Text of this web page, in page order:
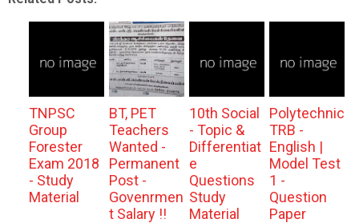
TNPSC
Group
Forester
Exam 2018
- Study
Material
BT, PET
Teachers
Wanted -
Permanent
Post -
Govenrmen
t Salary !!
10th Social
- Topic &
Differentiat
e
Questions
Study
Material
Polytechnic
TRB -
English |
Model Test
1 -
Question
Paper